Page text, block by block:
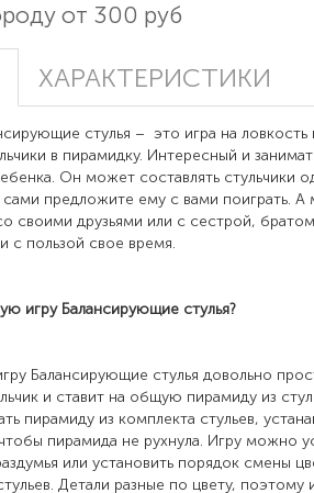
от 300 руб
ХАРАКТЕРИСТИКИ
стулья – это игра на
в пирамидку. Интересный и
Он может составлять стульчики
сами предложите ему с вами поиграть.
своими друзьями или с сестрой,
с пользой свое время.
игру Балансирующие стулья?
Балансирующие стулья довольно
и ставит на общую пирамиду из
пирамиду из комплекта стульев,
пирамида не рухнула. Игру можно
или установить порядок смены
Детали разные по цвету,